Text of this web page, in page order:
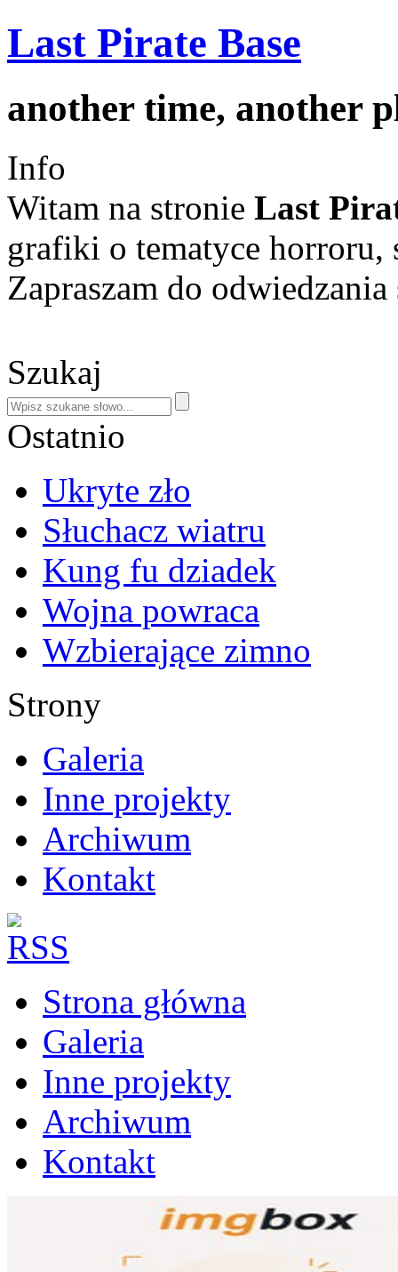
Last Pirate Base
another time, another
Info
Witam na stronie Last
grafiki o tematyce horroru,
Zapraszam do
Szukaj
Ostatnio
Ukryte zło
Słuchacz wiatru
Kung fu dziadek
Wojna powraca
Wzbierające zimno
Strony
Galeria
Inne projekty
Archiwum
Kontakt
Strona główna
Galeria
Inne projekty
Archiwum
Kontakt